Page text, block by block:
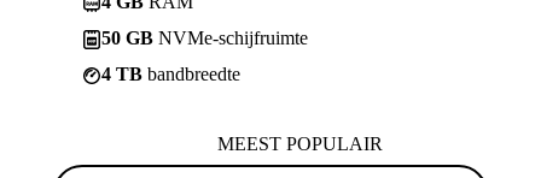
50 GB NVMe-schijfruimte
4 TB bandbreedte
MEEST POPULAIR